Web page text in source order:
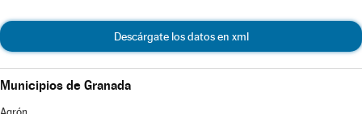
Descárgate los datos en xml
Municipios de Granada